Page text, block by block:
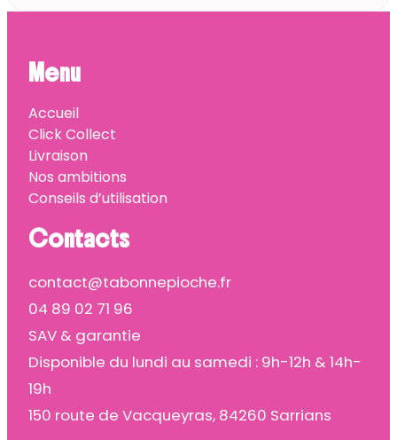
Menu
Accueil
Click Collect
Livraison
Nos ambitions
Conseils d’utilisation
Contacts
contact@tabonnepioche.fr
04 89 02 71 96
SAV & garantie
Disponible du lundi au samedi : 9h-12h & 14h-
19h
150 route de Vacqueyras, 84260 Sarrians